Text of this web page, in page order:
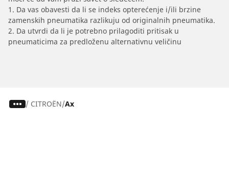
1. Da vas obavesti da li se indeks opterećenje i/ili brzine
zamenskih pneumatika razlikuju od originalnih pneumatika.
2. Da utvrdi da li je potrebno prilagoditi pritisak u
pneumaticima za predloženu alternativnu veličinu
/ CITROËN Ax